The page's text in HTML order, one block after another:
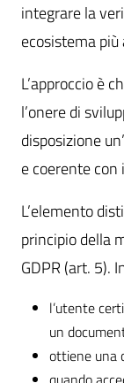
integrare la
ecosistema
L’approccio è
l’onere di
disposizione
e coerente con
L’elemento
principio della
GDPR (art. 5).
l’utente
un
ottiene una